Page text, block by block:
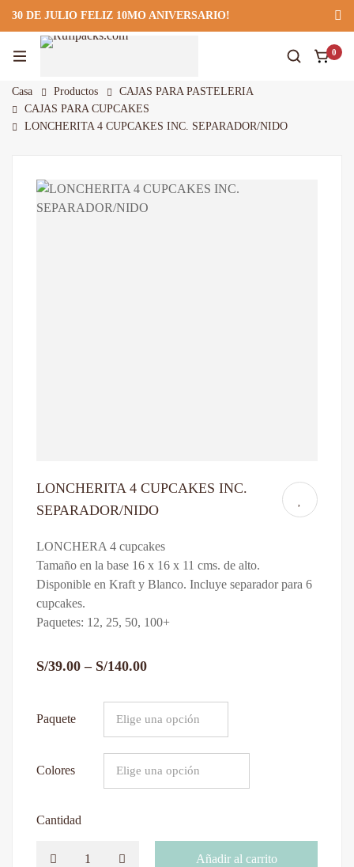
30 DE JULIO FELIZ 10MO ANIVERSARIO!
922 295 403 922 295 403
0
Casa Productos
CAJAS PARA PASTELERIA
CAJAS PARA CUPCAKES
LONCHERITA 4 CUPCAKES INC. SEPARADOR/NIDO
LONCHERITA 4 CUPCAKES INC.
SEPARADOR/NIDO
LONCHERA 4 cupcakes
Tamaño en la base 16 x 16 x 11 cms. de alto.
Disponible en Kraft y Blanco. Incluye separador para 6
cupcakes.
Paquetes: 12, 25, 50, 100+
S/39.00 – S/140.00
Paquete
Colores
Cantidad
Añadir al carrito